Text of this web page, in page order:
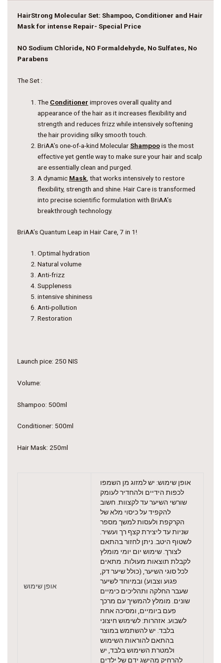
HairStrong Molecular Set: Shampoo, Conditioner and Hair
Mask for intense Repair- Special Price
NO Sodium Chloride, NO Formaldehyde, No Sulfates, No
Parabens
The Set :
The Conditioner improves overall quality and
appearance of the hair as it increases flexibility and
strength and reduces frizz while intensively softening
the hair providing silky smooth touch.
BriAA’s one-of-a-kind MolecularShampoois the most
effective yet gentle way to make sure your hair and scalp
are essentially clean and purged.
A dynamic Mask , that works intensively to restore
flexibility, strength and shine. Hair Care is transformed
into precise scientific formulation with BriAA’s
breakthrough technology.
BriAA’s Quantum Leap in Hair Care, 7 in 1!
Optimal hydration
Natural volume
Anti-frizz
Suppleness
intensive shininess
Anti-pollution
Restoration
Launch pice: 250 NIS
Volume:
Shampoo: 500ml
Conditioner: 500ml
Hair Mask: 250ml
אופן שימוש
אופן שימוש: יש למזוג מן השמפו
לכפות הידיים ולהחדיר לעומק
שורשי השיער עד לקצוות. חשוב
להקפיד על כיסוי מלא של
הקרקפת ולעסות למשך מספר
שניות עד ליצירת קצף רך ועשיר.
לשטוף היטב. ניתן לחזור בהתאם
לצורך. שימוש יום יומי מומלץ
לקבלת תוצאות מעולות. מתאים
לכל סוגי השיער, (כולל שיער דק,
פגוע וצבוע) ובמיוחד לשיער
שעבר החלקה ותהליכים כימיים
שונים. מומלץ להמשיך עם מרכך
פעם ביומיים, ומסיכה אחת
לשבוע. אזהרות: לשימוש חיצוני
בלבד. יש להשתמש במוצר
בהתאם להוראות השימוש
ולמטרת השימוש בלבד, יש
להרחיק מהישג ידם של ילדים